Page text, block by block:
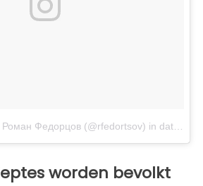
Роман Федорцов (@rfedortsov) in data:
worden bevolkt